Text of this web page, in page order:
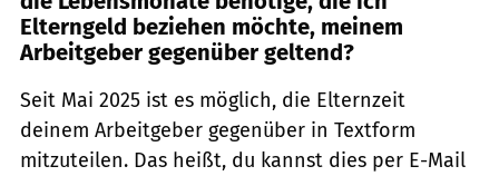
Elterngeld beziehen möchte, meinem
Arbeitgeber gegenüber geltend?
Seit Mai 2025 ist es möglich, die Elternzeit
deinem Arbeitgeber gegenüber in Textform
mitzuteilen. Das heißt, du kannst dies per E-Mail